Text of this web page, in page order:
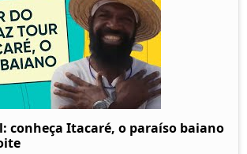
conheça Itacaré, o paraíso baiano